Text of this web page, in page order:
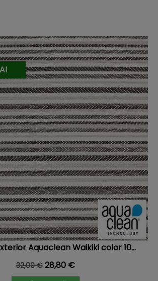
Aquaclean Waikiki color 10...
Precio base
32,00 € Precio
28,80 €